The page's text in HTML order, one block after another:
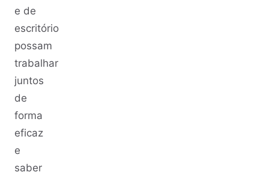
e de
escritório
possam
trabalhar
juntos
de
forma
eficaz
e
saber